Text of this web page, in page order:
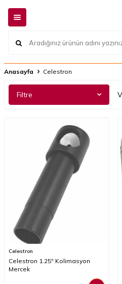
Anasayfa Celestron
Filtre
Celestron
Celestron 1.25" Kolimasyon
Mercek